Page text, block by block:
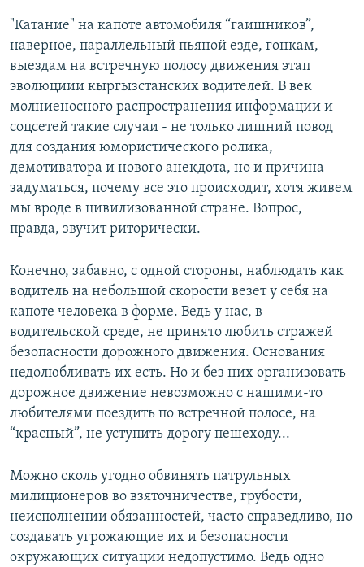
"Катание" на капоте автомобиля “гаишников”,
наверное, параллельный пьяной езде, гонкам,
выездам на встречную полосу движения этап
эволюциии кыргызстанских водителей. В век
молниеносного распространения информации и
соцсетей такие случаи - не только лишний повод
для создания юмористического ролика,
демотиватора и нового анекдота, но и причина
задуматься, почему все это происходит, хотя живем
мы вроде в цивилизованной стране. Вопрос,
правда, звучит риторически.
Конечно, забавно, с одной стороны, наблюдать как
водитель на небольшой скорости везет у себя на
капоте человека в форме. Ведь у нас, в
водительской среде, не принято любить стражей
безопасности дорожного движения. Основания
недолюбливать их есть. Но и без них организовать
дорожное движение невозможно с нашими-то
любителями поездить по встречной полосе, на
“красный”, не уступить дорогу пешеходу...
Можно сколь угодно обвинять патрульных
милиционеров во взяточничестве, грубости,
неисполнении обязанностей, часто справедливо, но
создавать угрожающие их и безопасности
окружающих ситуации недопустимо. Ведь одно